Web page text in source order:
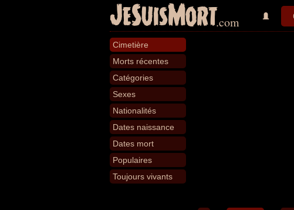
JeSuisMort.com
Cimetière
Morts récentes
Catégories
Sexes
Nationalités
Dates naissance
Dates mort
Populaires
Toujours vivants